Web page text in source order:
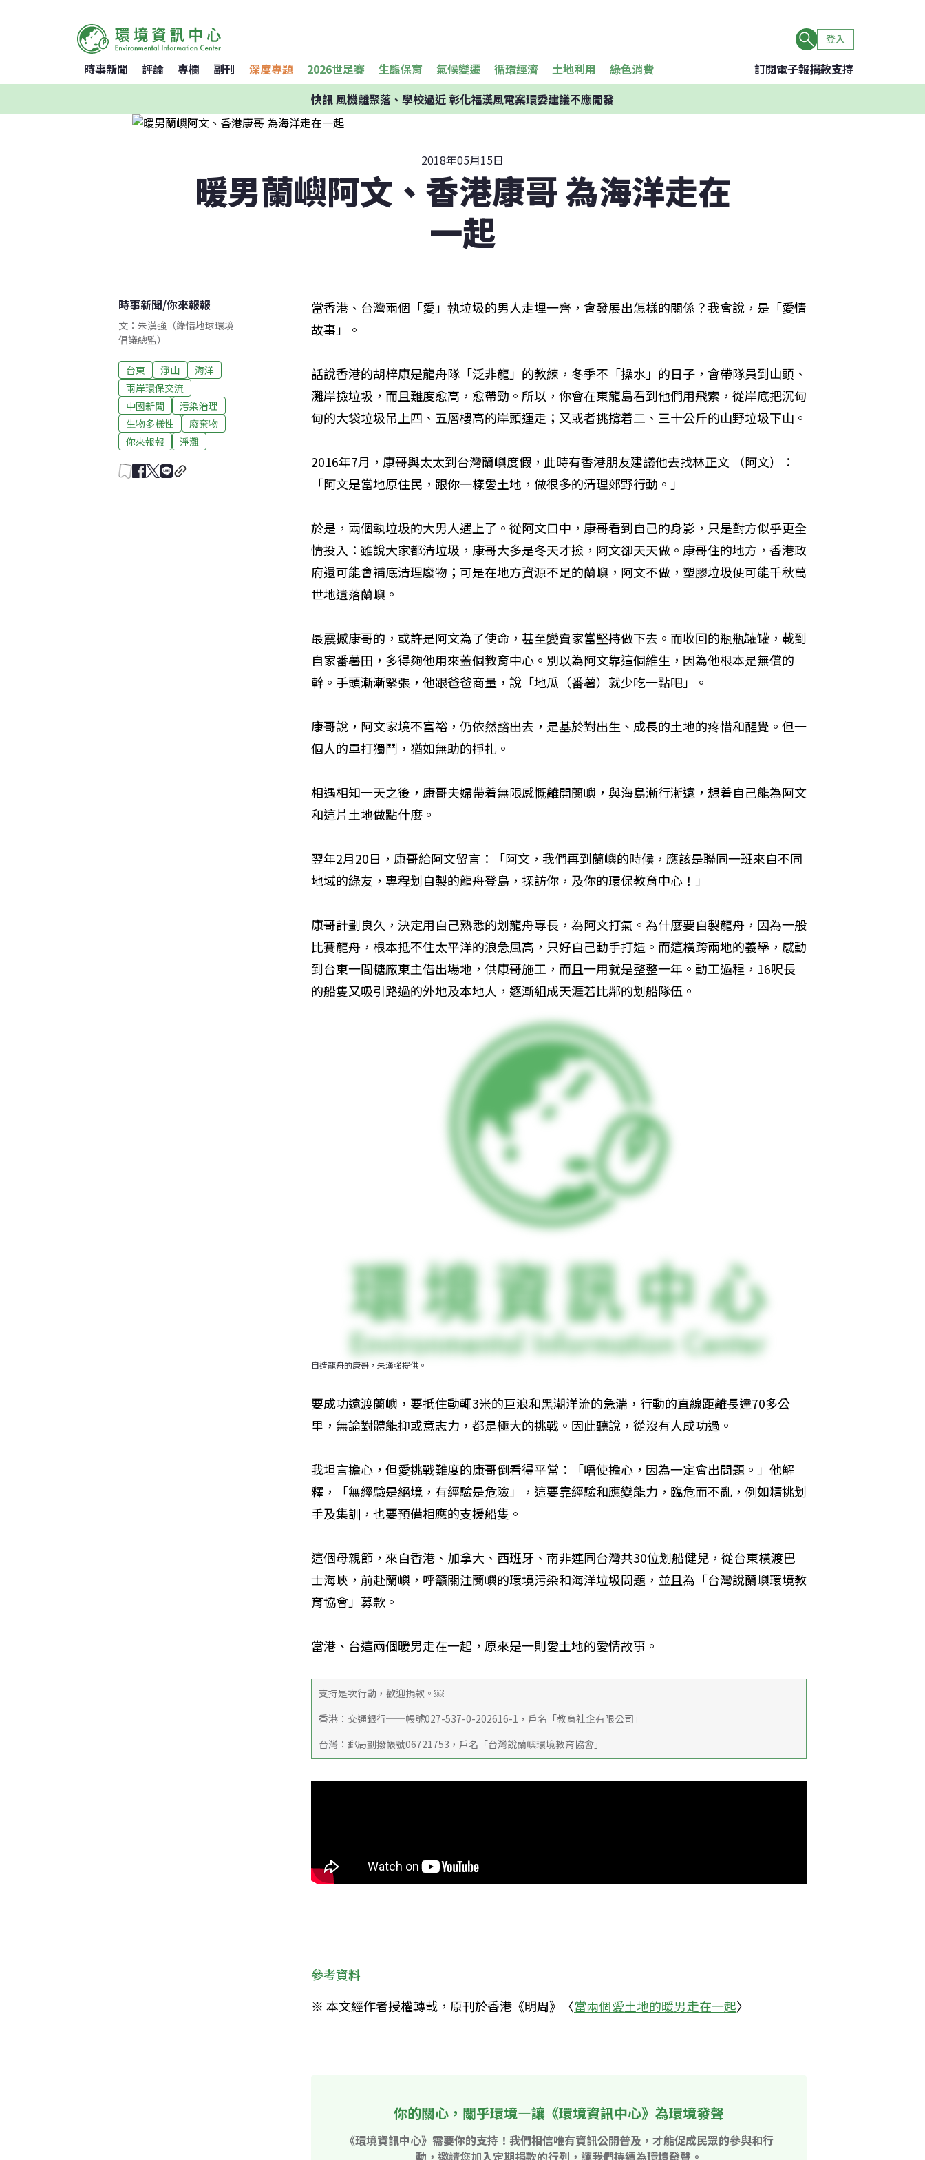
登入
時事新聞 評論 專欄 副刊 深度專題 2026世足賽 生態保育 氣候變遷 循環經濟 土地利用 綠色消費 訂閱電子報捐款支持
快訊風機離聚落、學校過近 彰化福漢風電案環委建議不應開發
2018年05月15日
暖男蘭嶼阿文、香港康哥 為海洋走在
一起
時事新聞/你來報報
文：朱漢強（綠惜地球環境
倡議總監）
台東 淨山
海洋
兩岸環保交流
中國新聞
污染治理
生物多樣性
廢棄物
你來報報
淨灘
當香港、台灣兩個「愛」執垃圾的男人走埋一齊，會發展出怎樣的關係？我會說，是「愛情
故事」。
話說香港的胡梓康是龍舟隊「泛非龍」的教練，冬季不「操水」的日子，會帶隊員到山頭、
灘岸撿垃圾，而且難度愈高，愈帶勁。所以，你會在東龍島看到他們用飛索，從岸底把沉甸
甸的大袋垃圾吊上四、五層樓高的岸頭運走；又或者挑撐着二、三十公斤的山野垃圾下山。
2016年7月，康哥與太太到台灣蘭嶼度假，此時有香港朋友建議他去找林正文 （阿文）：
「阿文是當地原住民，跟你一樣愛土地，做很多的清理郊野行動。」
於是，兩個執垃圾的大男人遇上了。從阿文口中，康哥看到自己的身影，只是對方似乎更全
情投入：雖說大家都清垃圾，康哥大多是冬天才撿，阿文卻天天做。康哥住的地方，香港政
府還可能會補底清理廢物；可是在地方資源不足的蘭嶼，阿文不做，塑膠垃圾便可能千秋萬
世地遺落蘭嶼。
最震撼康哥的，或許是阿文為了使命，甚至變賣家當堅持做下去。而收回的瓶瓶罐罐，載到
自家番薯田，多得夠他用來蓋個教育中心。別以為阿文靠這個維生，因為他根本是無償的
幹。手頭漸漸緊張，他跟爸爸商量，說「地瓜（番薯）就少吃一點吧」。
康哥說，阿文家境不富裕，仍依然豁出去，是基於對出生、成長的土地的疼惜和醒覺。但一
個人的單打獨鬥，猶如無助的掙扎。
相遇相知一天之後，康哥夫婦帶着無限感慨離開蘭嶼，與海島漸行漸遠，想着自己能為阿文
和這片土地做點什麼。
翌年2月20日，康哥給阿文留言：「阿文，我們再到蘭嶼的時候，應該是聯同一班來自不同
地域的綠友，專程划自製的龍舟登島，探訪你，及你的環保教育中心！」
康哥計劃良久，決定用自己熟悉的划龍舟專長，為阿文打氣。為什麼要自製龍舟，因為一般
比賽龍舟，根本抵不住太平洋的浪急風高，只好自己動手打造。而這橫跨兩地的義舉，感動
到台東一間糖廠東主借出場地，供康哥施工，而且一用就是整整一年。動工過程，16呎長
的船隻又吸引路過的外地及本地人，逐漸組成天涯若比鄰的划船隊伍。
自造龍舟的康哥，朱漢強提供。
要成功遠渡蘭嶼，要抵住動輒3米的巨浪和黑潮洋流的急湍，行動的直線距離長達70多公
里，無論對體能抑或意志力，都是極大的挑戰。因此聽說，從沒有人成功過。
我坦言擔心，但愛挑戰難度的康哥倒看得平常：「唔使擔心，因為一定會出問題。」他解
釋，「無經驗是絕境，有經驗是危險」，這要靠經驗和應變能力，臨危而不亂，例如精挑划
手及集訓，也要預備相應的支援船隻。
這個母親節，來自香港、加拿大、西班牙、南非連同台灣共30位划船健兒，從台東橫渡巴
士海峽，前赴蘭嶼，呼籲關注蘭嶼的環境污染和海洋垃圾問題，並且為「台灣說蘭嶼環境教
育協會」募款。
當港、台這兩個暖男走在一起，原來是一則愛土地的愛情故事。
支持是次行動，歡迎捐款。￼
香港：交通銀行──帳號027-537-0-202616-1，戶名「教育社企有限公司」
台灣：郵局劃撥帳號06721753，戶名「台灣說蘭嶼環境教育協會」
參考資料
※ 本文經作者授權轉載，原刊於香港《明周》〈當兩個愛土地的暖男走在一起〉
你的關心，關乎環境—讓《環境資訊中心》為環境發聲
《環境資訊中心》需要你的支持！我們相信唯有資訊公開普及，才能促成民眾的參與和行